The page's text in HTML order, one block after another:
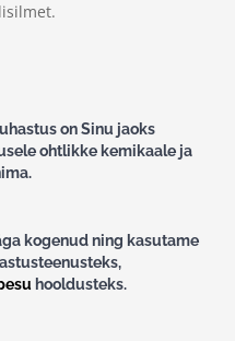
on Sinu jaoks
ohtlikke kemikaale ja
kogenud ning kasutame
hooldusteks.